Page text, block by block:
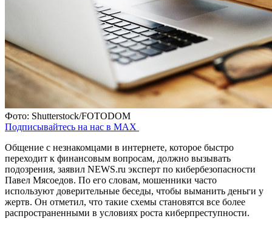
Фото: Shutterstock/FOTODOM
Подписывайтесь на нас в MAX
Общение с незнакомцами в интернете, которое быстро
переходит к финансовым вопросам, должно вызывать
подозрения, заявил NEWS.ru эксперт по кибербезопасности
Павел Мясоедов. По его словам, мошенники часто
используют доверительные беседы, чтобы выманить деньги у
жертв. Он отметил, что такие схемы становятся все более
распространенными в условиях роста киберпреступности.